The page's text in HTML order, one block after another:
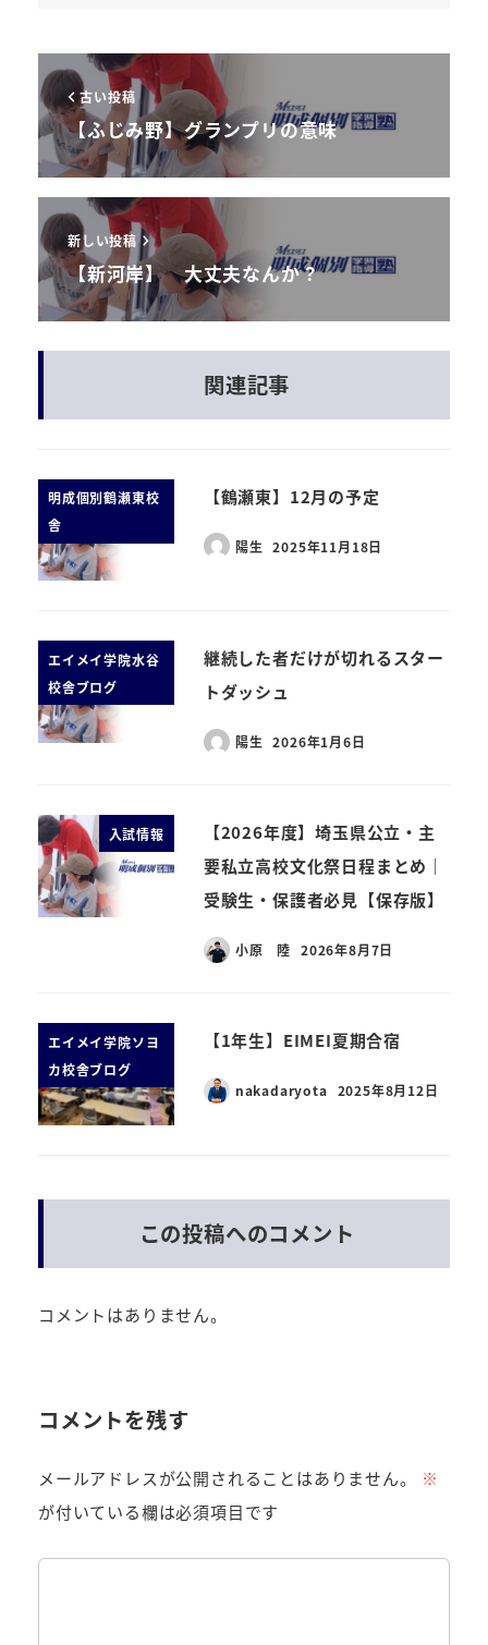
古い投稿
【ふじみ野】グランプリの意味
新しい投稿
【新河岸】 大丈夫なんか？
関連記事
明成個別鶴瀬東校
舎
【鶴瀬東】12月の予定
陽生 2025年11月18日
エイメイ学院水谷
校舎ブログ
継続した者だけが切れるスター
トダッシュ
陽生 2026年1月6日
入試情報
【2026年度】埼玉県公立・主
要私立高校文化祭日程まとめ｜
受験生・保護者必見【保存版】
小原 陸 2026年8月7日
エイメイ学院ソヨ
カ校舎ブログ
【1年生】EIMEI夏期合宿
nakadaryota 2025年8月12日
この投稿へのコメント
コメントはありません。
コメントを残す
メールアドレスが公開されることはありません。
※
が付いている欄は必須項目です